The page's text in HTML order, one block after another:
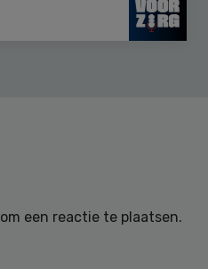
om een reactie te plaatsen.